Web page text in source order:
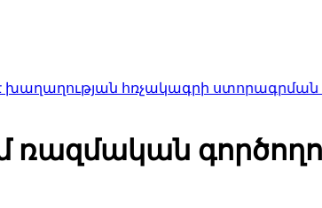
հռչակագրի ստորագրման առաջին
ռազմական